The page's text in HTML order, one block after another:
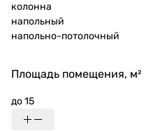
колонна
напольный
напольно-потолочный
Площадь помещения, м²
до 15